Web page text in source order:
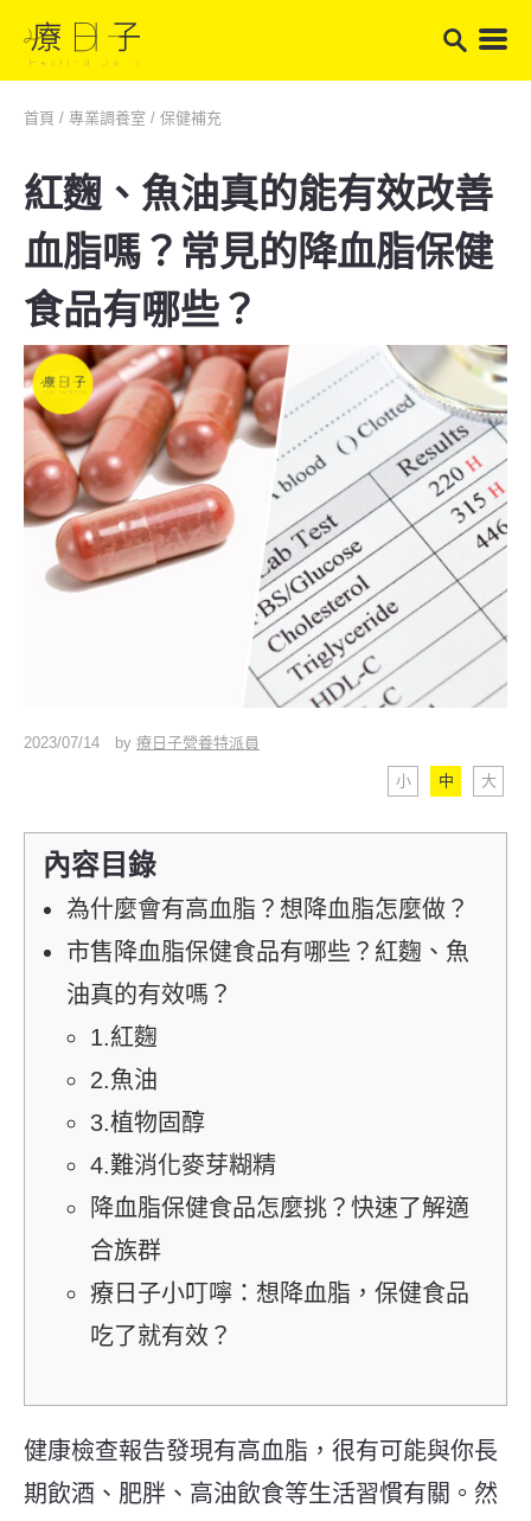
首頁 / 專業調養室 / 保健補充
紅麴、魚油真的能有效改善
血脂嗎？常見的降血脂保健
食品有哪些？
2023/07/14 by 療日子營養特派員
小 中 大
內容目錄
為什麼會有高血脂？想降血脂怎麼做？
市售降血脂保健食品有哪些？紅麴、魚
油真的有效嗎？
1.紅麴
2.魚油
3.植物固醇
4.難消化麥芽糊精
降血脂保健食品怎麼挑？快速了解適
合族群
療日子小叮嚀：想降血脂，保健食品
吃了就有效？
健康檢查報告發現有高血脂，很有可能與你長
期飲酒、肥胖、高油飲食等生活習慣有關。然